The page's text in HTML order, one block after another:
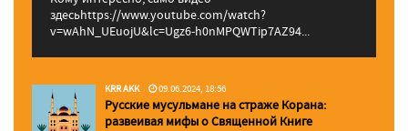
здесьhttps://www.youtube.com/watch?
v=wAhN_UEuojU&lc=Ugz6-h0nMPQWTip7AZ94...
KRR AKK 09.06.2024, 18:56
Русские мусульмане на страже Корана:
pазвеивая мифы о Священной Книге